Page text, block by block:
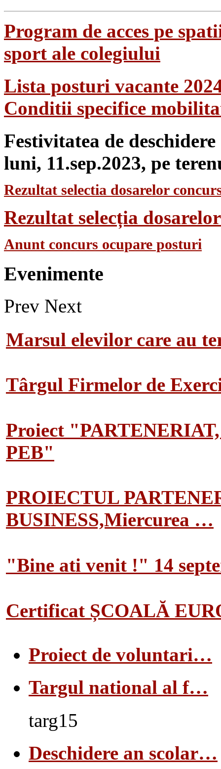
Program de acces pe
sport ale colegiului
Lista posturi vacante
Conditii specifice
Festivitatea de
luni, 11.sep.2023, pe
Rezultat selectia dosarelor
Rezultat selecția
Anunt concurs ocupare posturi
Evenimente
Prev Next
Marsul elevilor care au
Târgul Firmelor de
Proiect
PEB"
PROIECTUL
BUSINESS,Miercurea …
"Bine ati venit !" 14
Certificat ȘCOALĂ
Proiect de voluntari…
Targul national al f…
targ15
Deschidere an scolar…